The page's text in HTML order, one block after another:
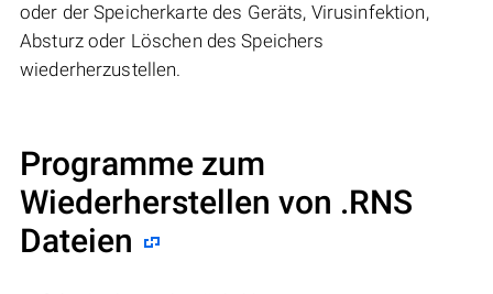
oder der Speicherkarte des Geräts, Virusinfektion,
Absturz oder Löschen des Speichers
wiederherzustellen.
Programme zum
Wiederherstellen von .RNS
Dateien